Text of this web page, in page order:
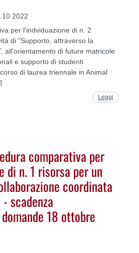
per l'indviduazione di n. 2
di "Supporto, attraverso la
all'orientamento di future matricole
e supporto di studenti
di laurea triennale in Animal
Leggi
comparativa per
di n. 1 risorsa per un
coordinata
scadenza
18 ottobre